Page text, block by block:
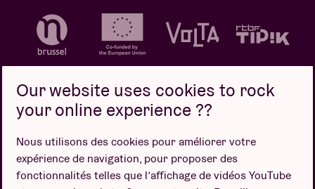
Politique de confidentialité
Politique de cookies
Conditions de vente
Design par
Our website uses cookies to rock
your online experience ??
Nous utilisons des cookies pour améliorer votre
expérience de navigation, pour proposer des
fonctionnalités telles que l’affichage de vidéos YouTube